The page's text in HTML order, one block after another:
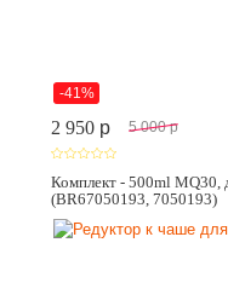
-41%
2 950 p 5 000 p
Комплект - 500ml MQ30,
(BR67050193, 7050193)